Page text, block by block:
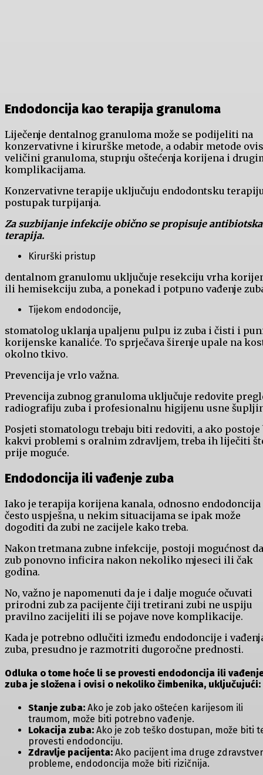
Endodoncija kao terapija granuloma
Liječenje dentalnog granuloma može se podijeliti na
konzervativne i kirurške metode, a odabir metode
veličini granuloma, stupnju oštećenja korijena i
komplikacijama.
Konzervativne terapije uključuju endodontsku
postupak turpijanja.
Za suzbijanje infekcije obično se propisuje antibiotska
terapija.
Kirurški pristup
dentalnom granulomu uključuje resekciju vrha
ili hemisekciju zuba, a ponekad i potpuno vađenje
Tijekom endodoncije,
stomatolog uklanja upaljenu pulpu iz zuba i čisti i
korijenske kanaliće. To sprječava širenje upale na
okolno tkivo.
Prevencija je vrlo važna.
Prevencija zubnog granuloma uključuje redovite
radiografiju zuba i profesionalnu higijenu usne
Posjeti stomatologu trebaju biti redoviti, a ako postoje
kakvi problemi s oralnim zdravljem, treba ih liječiti
prije moguće.
Endodoncija ili vađenje zuba
Iako je terapija korijena kanala, odnosno endodoncija
često uspješna, u nekim situacijama se ipak može
dogoditi da zubi ne zacijele kako treba.
Nakon tretmana zubne infekcije, postoji mogućnost
zub ponovno inficira nakon nekoliko mjeseci ili čak
godina.
No, važno je napomenuti da je i dalje moguće očuvati
prirodni zub za pacijente čiji tretirani zubi ne uspiju
pravilno zacijeliti ili se pojave nove komplikacije.
Kada je potrebno odlučiti između endodoncije i
zuba, presudno je razmotriti dugoročne prednosti.
Odluka o tome hoće li se provesti endodoncija ili
zuba je složena i ovisi o nekoliko čimbenika, uključujući:
Stanje zuba: Ako je zob jako oštećen karijesom ili
traumom, može biti potrebno vađenje.
Lokacija zuba: Ako je zob teško dostupan, može biti
provesti endodonciju.
Zdravlje pacijenta: Ako pacijent ima druge
probleme, endodoncija može biti rizičnija.